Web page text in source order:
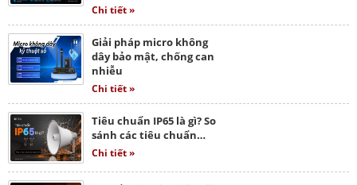
Chi tiết »
Giải pháp micro không
dây bảo mật, chống can
nhiễu
Chi tiết »
Tiêu chuẩn IP65 là gì? So
sánh các tiêu chuẩn…
Chi tiết »